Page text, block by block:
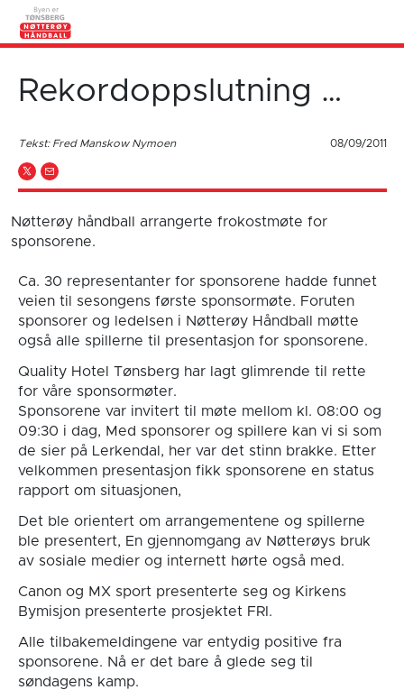
Rekordoppslutning …
Tekst: Fred Manskow Nymoen 08/09/2011
Nøtterøy håndball arrangerte frokostmøte for
sponsorene.
Ca. 30 representanter for sponsorene hadde funnet
veien til sesongens første sponsormøte. Foruten
sponsorer og ledelsen i Nøtterøy Håndball møtte
også alle spillerne til presentasjon for sponsorene.
Quality Hotel Tønsberg har lagt glimrende til rette
for våre sponsormøter.
Sponsorene var invitert til møte mellom kl. 08:00 og
09:30 i dag, Med sponsorer og spillere kan vi si som
de sier på Lerkendal, her var det stinn brakke. Etter
velkommen presentasjon fikk sponsorene en status
rapport om situasjonen,
Det ble orientert om arrangementene og spillerne
ble presentert, En gjennomgang av Nøtterøys bruk
av sosiale medier og internett hørte også med.
Canon og MX sport presenterte seg og Kirkens
Bymisjon presenterte prosjektet FRI.
Alle tilbakemeldingene var entydig positive fra
sponsorene. Nå er det bare å glede seg til
søndagens kamp.